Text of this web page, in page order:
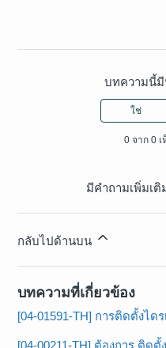
บทความนี้มี
ใช่
0 จาก 0
มีคำถามเพิ่มเติ
กลับไปด้านบน
บทความที่เกี่ยวข้อง
[04-01591-TH] การติดตั้งได